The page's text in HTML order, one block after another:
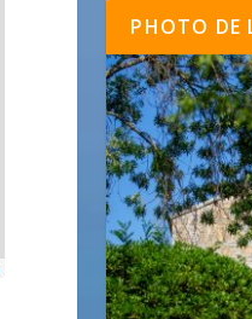
PHOTO DE